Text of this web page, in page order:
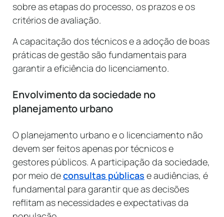
sobre as etapas do processo, os prazos e os
critérios de avaliação.
A capacitação dos técnicos e a adoção de boas
práticas de gestão são fundamentais para
garantir a eficiência do licenciamento.
Envolvimento da sociedade no
planejamento urbano
O planejamento urbano e o licenciamento não
devem ser feitos apenas por técnicos e
gestores públicos. A participação da sociedade,
por meio deconsultas públicas e audiências, é
fundamental para garantir que as decisões
reflitam as necessidades e expectativas da